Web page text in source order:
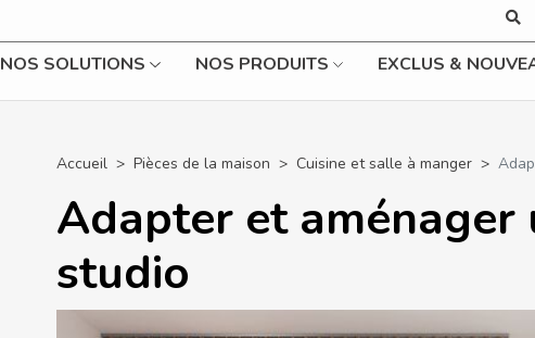
NOS SOLUTIONS NOS PRODUITS EXCLUS &
Accueil Pièces de la maison Cuisine et salle à manger
Adapter et aménager
studio